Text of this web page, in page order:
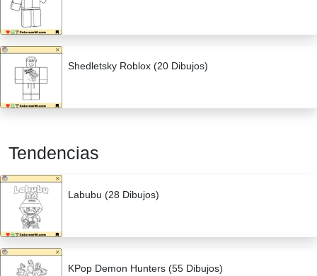
Shedletsky Roblox (20 Dibujos)
Tendencias
Labubu (28 Dibujos)
KPop Demon Hunters (55 Dibujos)